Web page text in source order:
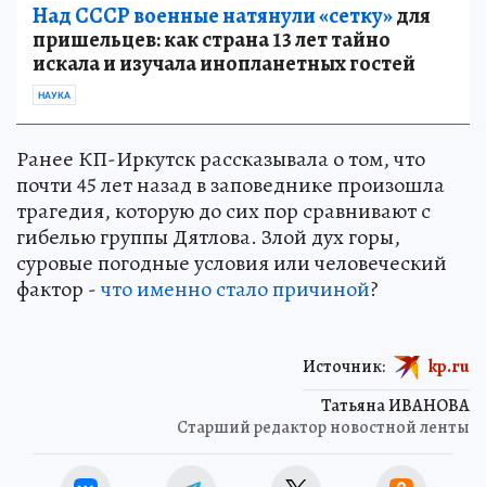
Над СССР военные натянули «сетку»для
пришельцев: как страна 13 лет тайно
искала и изучала инопланетных гостей
НАУКА
Ранее КП-Иркутск рассказывала о том, что
почти 45 лет назад в заповеднике произошла
трагедия, которую до сих пор сравнивают с
гибелью группы Дятлова. Злой дух горы,
суровые погодные условия или человеческий
фактор -что именно стало причиной?
Татьяна ИВАНОВА
Старший редактор новостной ленты
Источник: kp.ru